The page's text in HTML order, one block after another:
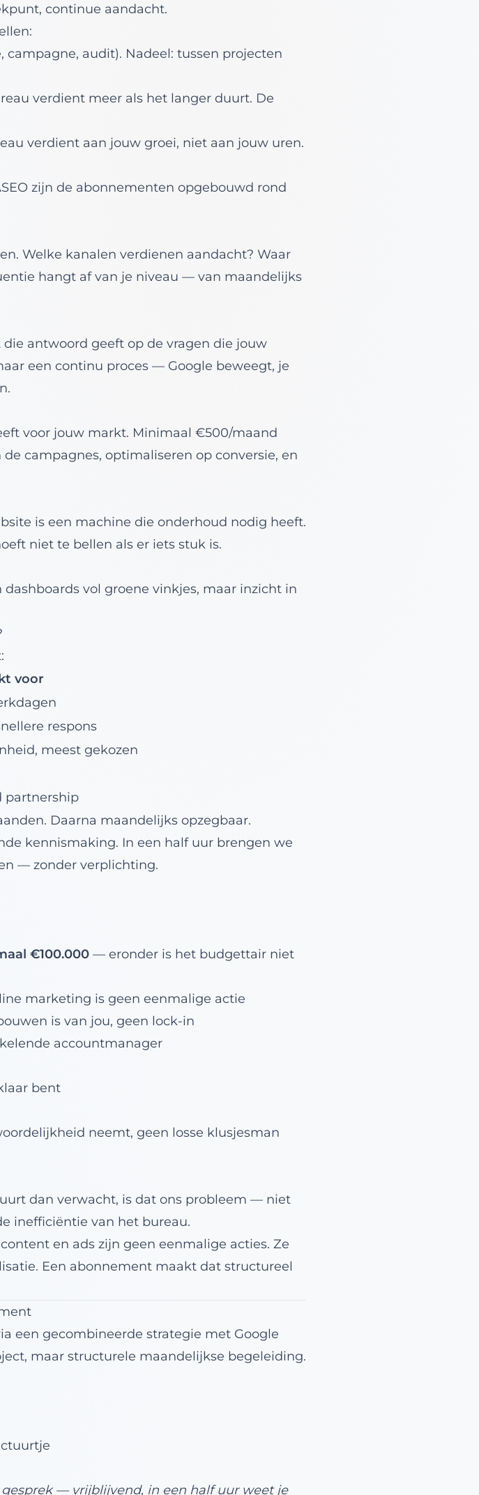
continue aandacht.
audit). Nadeel: tussen projecten
verdient meer als het langer duurt. De
verdient aan jouw groei, niet aan jouw uren.
zijn de abonnementen opgebouwd rond
Welke kanalen verdienen aandacht? Waar
hangt af van je niveau — van maandelijks
die antwoord geeft op de vragen die jouw
een continu proces — Google beweegt, je
voor jouw markt. Minimaal €500/maand
campagnes, optimaliseren op conversie, en
is een machine die onderhoud nodig heeft.
niet te bellen als er iets stuk is.
vol groene vinkjes, maar inzicht in
voor
respons
meest gekozen
partnership
Daarna maandelijks opzegbaar.
kennismaking. In een half uur brengen we
— zonder verplichting.
€100.000 — eronder is het budgettair niet
marketing is geen eenmalige actie
is van jou, geen lock-in
accountmanager
bent
neemt, geen losse klusjesman
dan verwacht, is dat ons probleem — niet
inefficiëntie van het bureau.
content en ads zijn geen eenmalige acties. Ze
Een abonnement maakt dat structureel
een gecombineerde strategie met Google
maar structurele maandelijkse begeleiding.
— vrijblijvend, in een half uur weet je